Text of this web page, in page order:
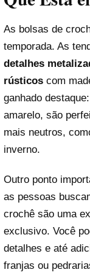
As bolsas de
temporada. As
detalhes
rústicos com
ganhado
amarelo, são
mais neutros,
inverno.
Outro ponto
as pessoas
crochê são uma
exclusivo. Você
detalhes e até
franjas ou